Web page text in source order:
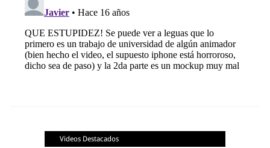
Videos Destacados